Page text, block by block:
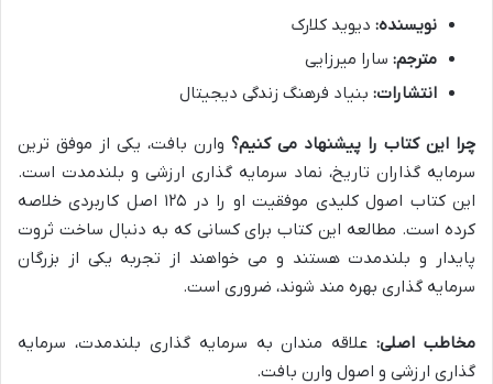
نویسنده: دیوید کلارک
مترجم: سارا میرزایی
انتشارات: بنیاد فرهنگ زندگی دیجیتال
چرا این کتاب را پیشنهاد می کنیم؟ وارن بافت، یکی از موفق ترین
سرمایه گذاران تاریخ، نماد سرمایه گذاری ارزشی و بلندمدت است.
این کتاب اصول کلیدی موفقیت او را در ۱۲۵ اصل کاربردی خلاصه
کرده است. مطالعه این کتاب برای کسانی که به دنبال ساخت ثروت
پایدار و بلندمدت هستند و می خواهند از تجربه یکی از بزرگان
سرمایه گذاری بهره مند شوند، ضروری است.
مخاطب اصلی:علاقه مندان به سرمایه گذاری بلندمدت، سرمایه
گذاری ارزشی و اصول وارن بافت.